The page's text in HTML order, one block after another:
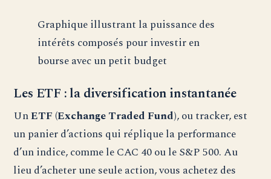
Graphique illustrant la puissance des
intérêts composés pour investir en
bourse avec un petit budget
Les ETF : la diversification instantanée
UnETF (Exchange Traded Fund), ou tracker, est
un panier d’actions qui réplique la performance
d’un indice, comme le CAC 40 ou le S&P 500. Au
lieu d’acheter une seule action, vous achetez des